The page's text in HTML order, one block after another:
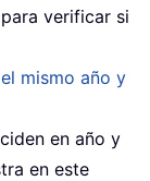
verificar si
mismo año y
en año y
en este